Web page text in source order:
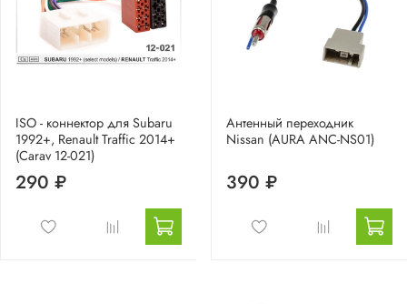
ISO - коннектор для Subaru
1992+, Renault Traffic 2014+
(Carav 12-021)
290 ₽
Антенный переходник
Nissan (AURA ANC-NS01)
390 ₽